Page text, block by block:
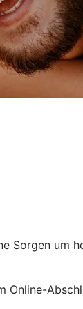
Sorgen
Online-